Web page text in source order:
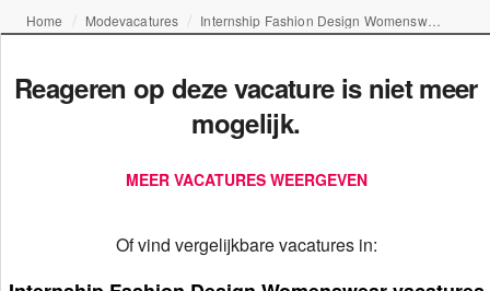
Home Modevacatures Internship Fashion Design Womenswear
Reageren op deze vacature is niet meer
mogelijk.
MEER VACATURES WEERGEVEN
Of vind vergelijkbare vacatures in: